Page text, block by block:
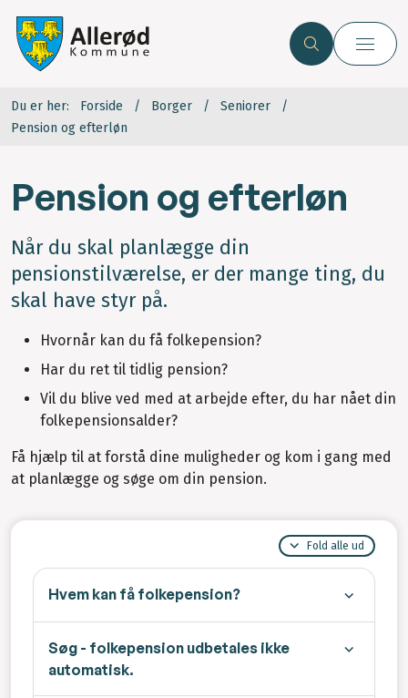
Du er her: Forside Borger
Seniorer
Pension og efterløn
Pension og efterløn
Når du skal planlægge din
pensionstilværelse, er der mange ting, du
skal have styr på.
Hvornår kan du få folkepension?
Har du ret til tidlig pension?
Vil du blive ved med at arbejde efter, du har nået din
folkepensionsalder?
Få hjælp til at forstå dine muligheder og kom i gang med
at planlægge og søge om din pension.
Fold alle ud
Hvem kan få folkepension?
Søg - folkepension udbetales ikke
automatisk.